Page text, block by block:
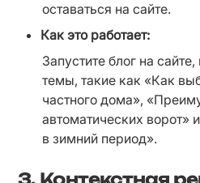
оставаться на сайте.
Как это работает:
Запустите блог на
темы, такие как «Как
частного дома»,
автоматических ворот»
в зимний период».